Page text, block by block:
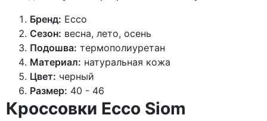
Бренд: Ecco
Сезон: весна, лето, осень
Подошва: термополиуретан
Материал: натуральная кожа
Цвет: черный
Размер: 40 - 46
Кроссовки Ecco Siom